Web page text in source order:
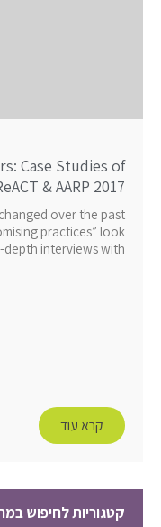
Case Studies of
& AARP 2017
over the past
practices” look
interviews with
קרא עוד
קטגוריות לחיפוש